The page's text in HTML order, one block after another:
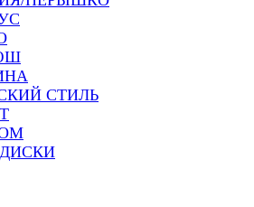
СТИЛЬ